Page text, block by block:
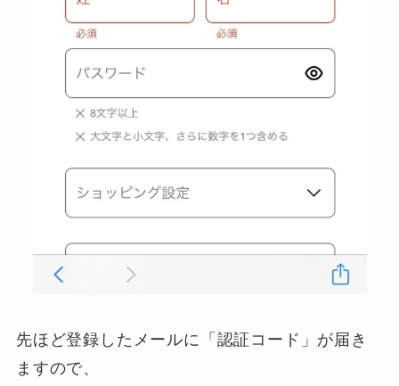
先ほど登録したメールに「認証コード」が届き
ますので、